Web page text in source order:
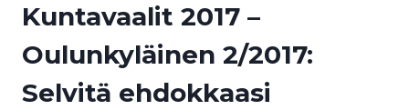
Kuntavaalit 2017 –
Oulunkyläinen 2/2017:
Selvitä ehdokkaasi